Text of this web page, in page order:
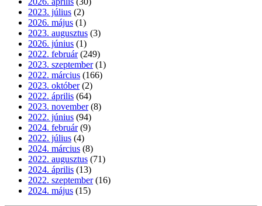
2023. július (2)
2026. május (1)
2023. augusztus (3)
2026. június (1)
2022. február (249)
2023. szeptember (1)
2022. március (166)
2023. október (2)
2022. április (64)
2023. november (8)
2022. június (94)
2024. február (9)
2022. július (4)
2024. március (8)
2022. augusztus (71)
2024. április (13)
2022. szeptember (16)
2024. május (15)